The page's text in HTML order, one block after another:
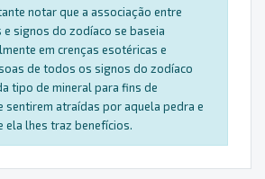
notar que a associação entre
e signos do zodíaco se baseia
em crenças esotéricas e
de todos os signos do zodíaco
tipo de mineral para fins de
sentirem atraídas por aquela pedra e
ela lhes traz benefícios.